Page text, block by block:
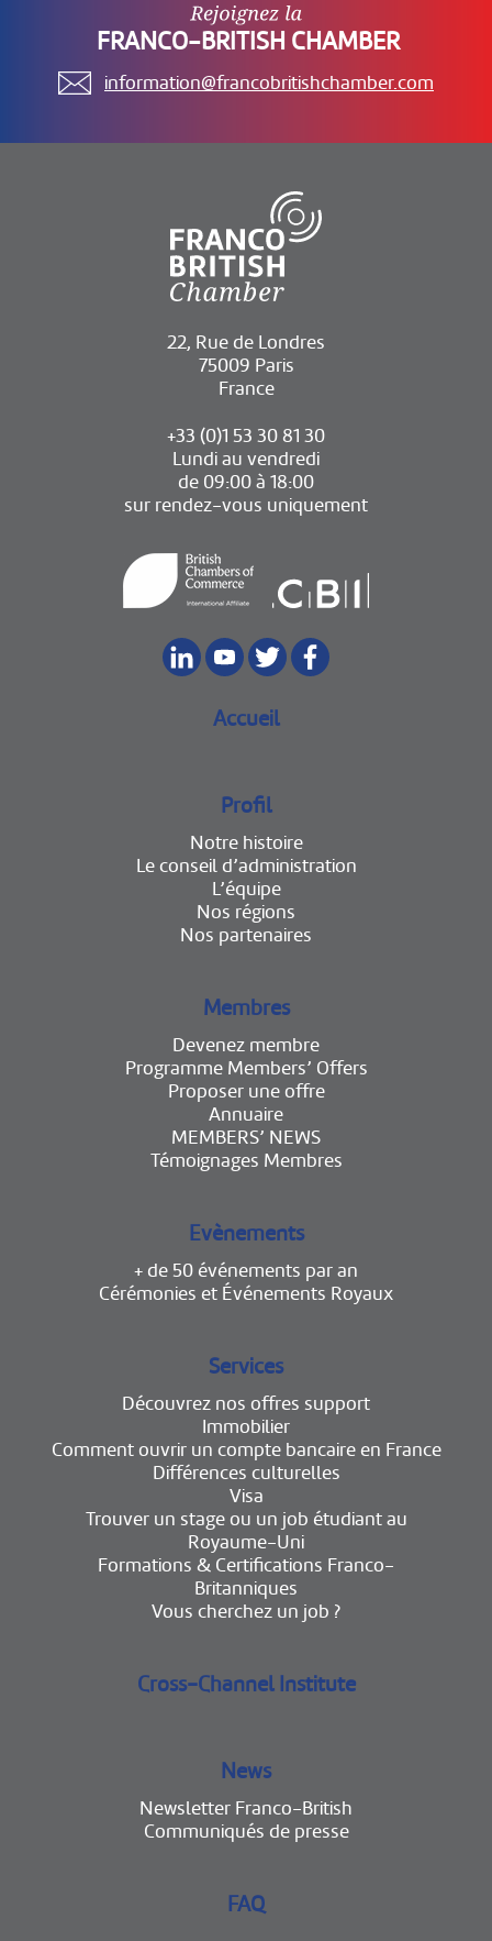
FRANCO-BRITISH CHAMBER
information@francobritishchamber.com
22, Rue de Londres
75009 Paris
France
+33 (0)1 53 30 81 30
Lundi au vendredi
de 09:00 à 18:00
sur rendez-vous uniquement
Accueil
Profil
Notre histoire
Le conseil d’administration
L’équipe
Nos régions
Nos partenaires
Membres
Devenez membre
Programme Members’ Offers
Proposer une offre
Annuaire
MEMBERS’ NEWS
Témoignages Membres
Evènements
+ de 50 événements par an
Cérémonies et Événements Royaux
Services
Découvrez nos offres support
Immobilier
Comment ouvrir un compte bancaire en France
Différences culturelles
Visa
Trouver un stage ou un job étudiant au
Royaume-Uni
Formations & Certifications Franco-
Britanniques
Vous cherchez un job ?
Cross-Channel Institute
News
Newsletter Franco-British
Communiqués de presse
FAQ